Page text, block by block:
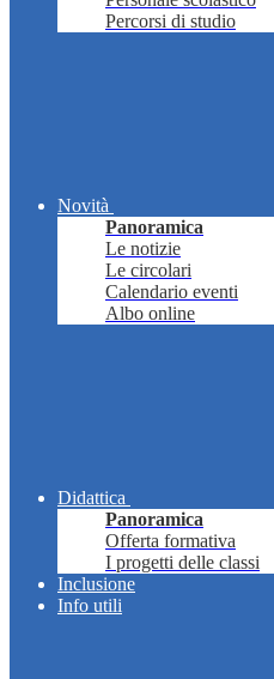
Percorsi di studio
Novità
Panoramica
Le notizie
Le circolari
Calendario eventi
Albo online
Didattica
Panoramica
Offerta formativa
I progetti delle classi
Inclusione
Info utili